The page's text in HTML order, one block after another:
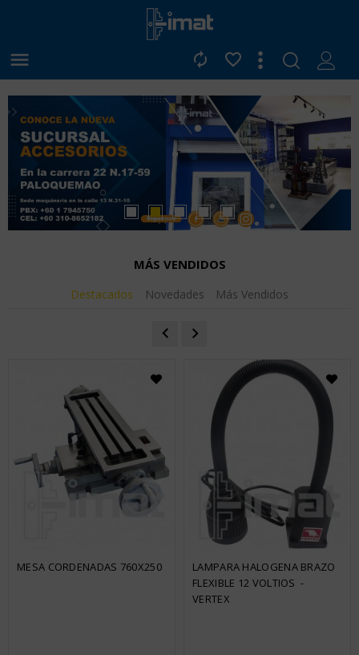
 

MÁS VENDIDOS
Destacados Novedades Más Vendidos
MESA CORDENADAS 760X250
LAMPARA HALOGENA BRAZO
FLEXIBLE 12 VOLTIOS  -
VERTEX